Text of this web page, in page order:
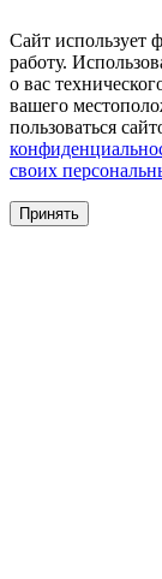
Сайт использует
работу.
о вас
вашего
пользоваться
своих
Принять